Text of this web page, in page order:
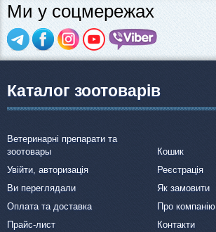
Ми у соцмережах
Каталог зоотоварів
Ветеринарні препарати та
зоотовары
Кошик
Увійти, авторизація
Реєстрація
Ви переглядали
Як замовити
Оплата та доставка
Про компанію
Прайс-лист
Контакти